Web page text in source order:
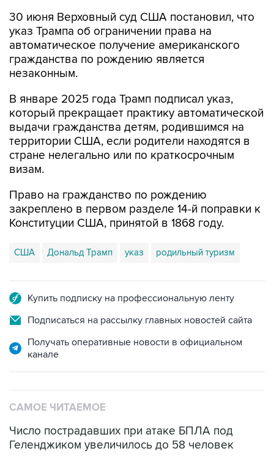
30 июня Верховный суд США постановил, что
указ Трампа об ограничении права на
автоматическое получение американского
гражданства по рождению является
незаконным.
В январе 2025 года Трамп подписал указ,
который прекращает практику автоматической
выдачи гражданства детям, родившимся на
территории США, если родители находятся в
стране нелегально или по краткосрочным
визам.
Право на гражданство по рождению
закреплено в первом разделе 14-й поправки к
Конституции США, принятой в 1868 году.
США Дональд Трамп указ родильный туризм
Купить подписку на профессиональную ленту
Подписаться на рассылку главных новостей сайта
Получать оперативные новости в официальном
канале
САМОЕ ЧИТАЕМОЕ
Число пострадавших при атаке БПЛА под
Геленджиком увеличилось до 58 человек